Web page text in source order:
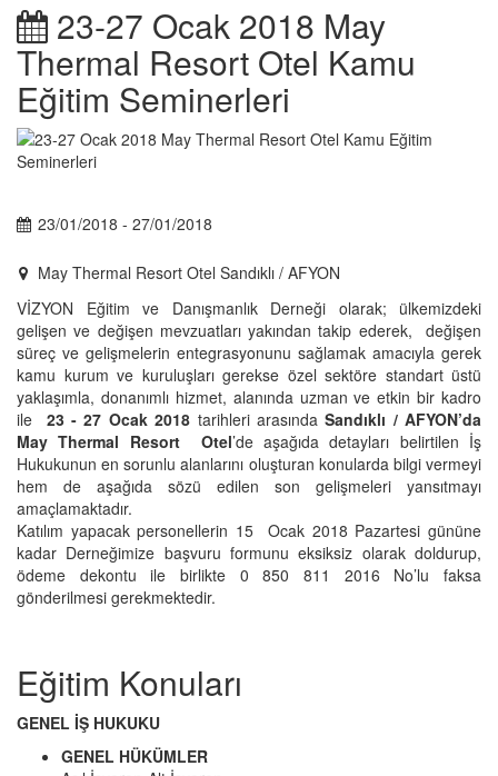
23-27 Ocak 2018 May
Thermal Resort Otel Kamu
Eğitim Seminerleri
23/01/2018 - 27/01/2018
May Thermal Resort Otel Sandıklı / AFYON
VİZYON Eğitim ve Danışmanlık Derneği olarak; ülkemizdeki
gelişen ve değişen mevzuatları yakından takip ederek, değişen
süreç ve gelişmelerin entegrasyonunu sağlamak amacıyla gerek
kamu kurum ve kuruluşları gerekse özel sektöre standart üstü
yaklaşımla, donanımlı hizmet, alanında uzman ve etkin bir kadro
ile 23 - 27 Ocak 2018 tarihleri arasındaSandıklı / AFYON’da
May Thermal Resort Otel’de aşağıda detayları belirtilen İş
Hukukunun en sorunlu alanlarını oluşturan konularda bilgi vermeyi
hem de aşağıda sözü edilen son gelişmeleri yansıtmayı
amaçlamaktadır.
Katılım yapacak personellerin 15 Ocak 2018 Pazartesi gününe
kadar Derneğimize başvuru formunu eksiksiz olarak doldurup,
ödeme dekontu ile birlikte 0 850 811 2016 No’lu faksa
gönderilmesi gerekmektedir.
Eğitim Konuları
GENEL İŞ HUKUKU
GENEL HÜKÜMLER